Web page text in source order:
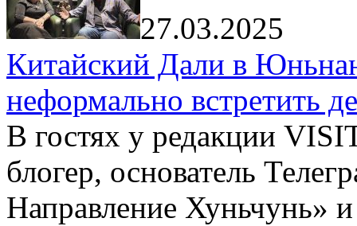
27.03.2025
Китайский Дали в
неформально встретить
В гостях у редакции
блогер, основатель
Направление Хуньчунь»